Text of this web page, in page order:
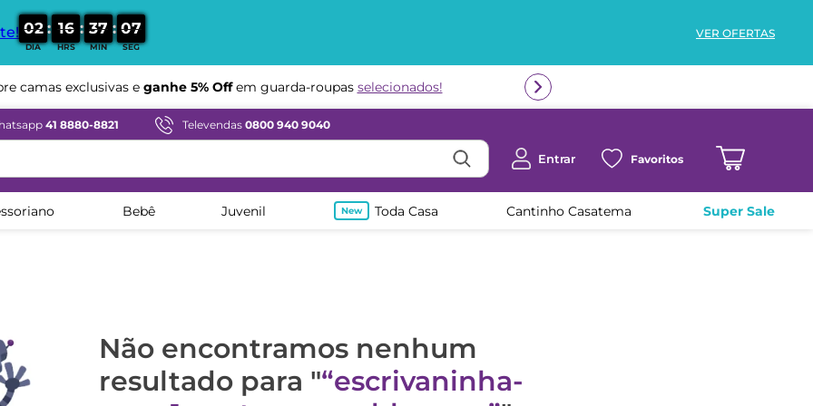
02
DIA
: 16
HRS
: 37
MIN
: 06
SEG
VER OFERTAS
camas exclusivas e ganhe 5% Offem guarda-roupas selecionados!
41 8880-8821 Televendas 0800 940 9040
Entrar Favoritos
Bebê Juvenil Toda Casa Cantinho Casatema Super Sale
Não encontramos nenhum
resultado para " escrivaninha-